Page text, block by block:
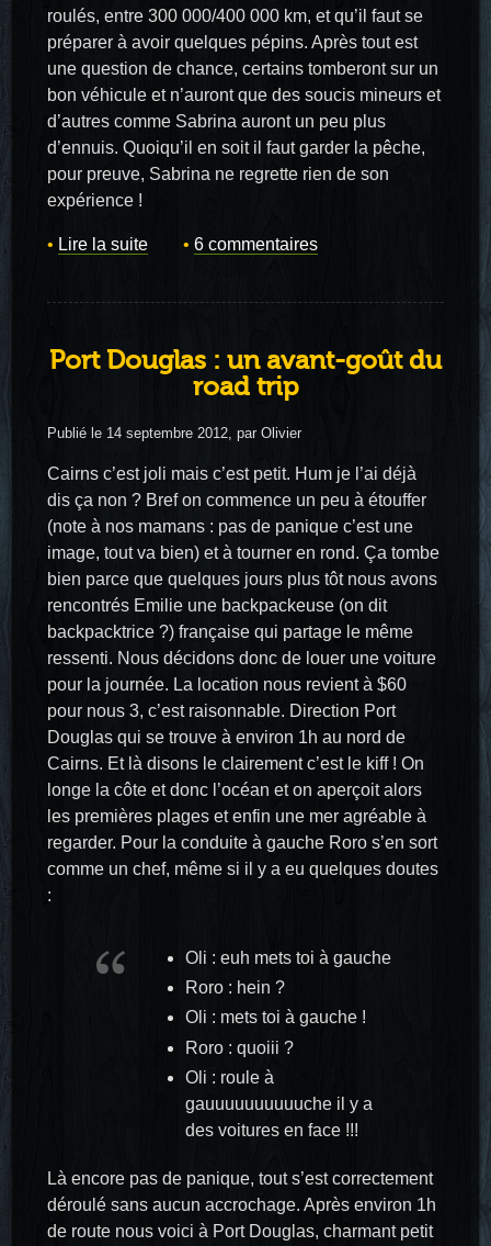
roulés, entre 300 000/400 000 km, et qu’il faut se
préparer à avoir quelques pépins. Après tout est
une question de chance, certains tomberont sur un
bon véhicule et n’auront que des soucis mineurs et
d’autres comme Sabrina auront un peu plus
d’ennuis. Quoiqu’il en soit il faut garder la pêche,
pour preuve, Sabrina ne regrette rien de son
expérience !
Lire la suite 6 commentaires
Port Douglas : un avant-goût du
road trip
Publié le 14 septembre 2012, par Olivier
Cairns c’est joli mais c’est petit. Hum je l’ai déjà
dis ça non ? Bref on commence un peu à étouffer
(note à nos mamans : pas de panique c’est une
image, tout va bien) et à tourner en rond. Ça tombe
bien parce que quelques jours plus tôt nous avons
rencontrés Emilie une backpackeuse (on dit
backpacktrice ?) française qui partage le même
ressenti. Nous décidons donc de louer une voiture
pour la journée. La location nous revient à $60
pour nous 3, c’est raisonnable. Direction Port
Douglas qui se trouve à environ 1h au nord de
Cairns. Et là disons le clairement c’est le kiff ! On
longe la côte et donc l’océan et on aperçoit alors
les premières plages et enfin une mer agréable à
regarder. Pour la conduite à gauche Roro s’en sort
comme un chef, même si il y a eu quelques doutes
:
Oli : euh mets toi à gauche
Roro : hein ?
Oli : mets toi à gauche !
Roro : quoiii ?
Oli : roule à
gauuuuuuuuuuche il y a
des voitures en face !!!
Là encore pas de panique, tout s’est correctement
déroulé sans aucun accrochage. Après environ 1h
de route nous voici à Port Douglas, charmant petit